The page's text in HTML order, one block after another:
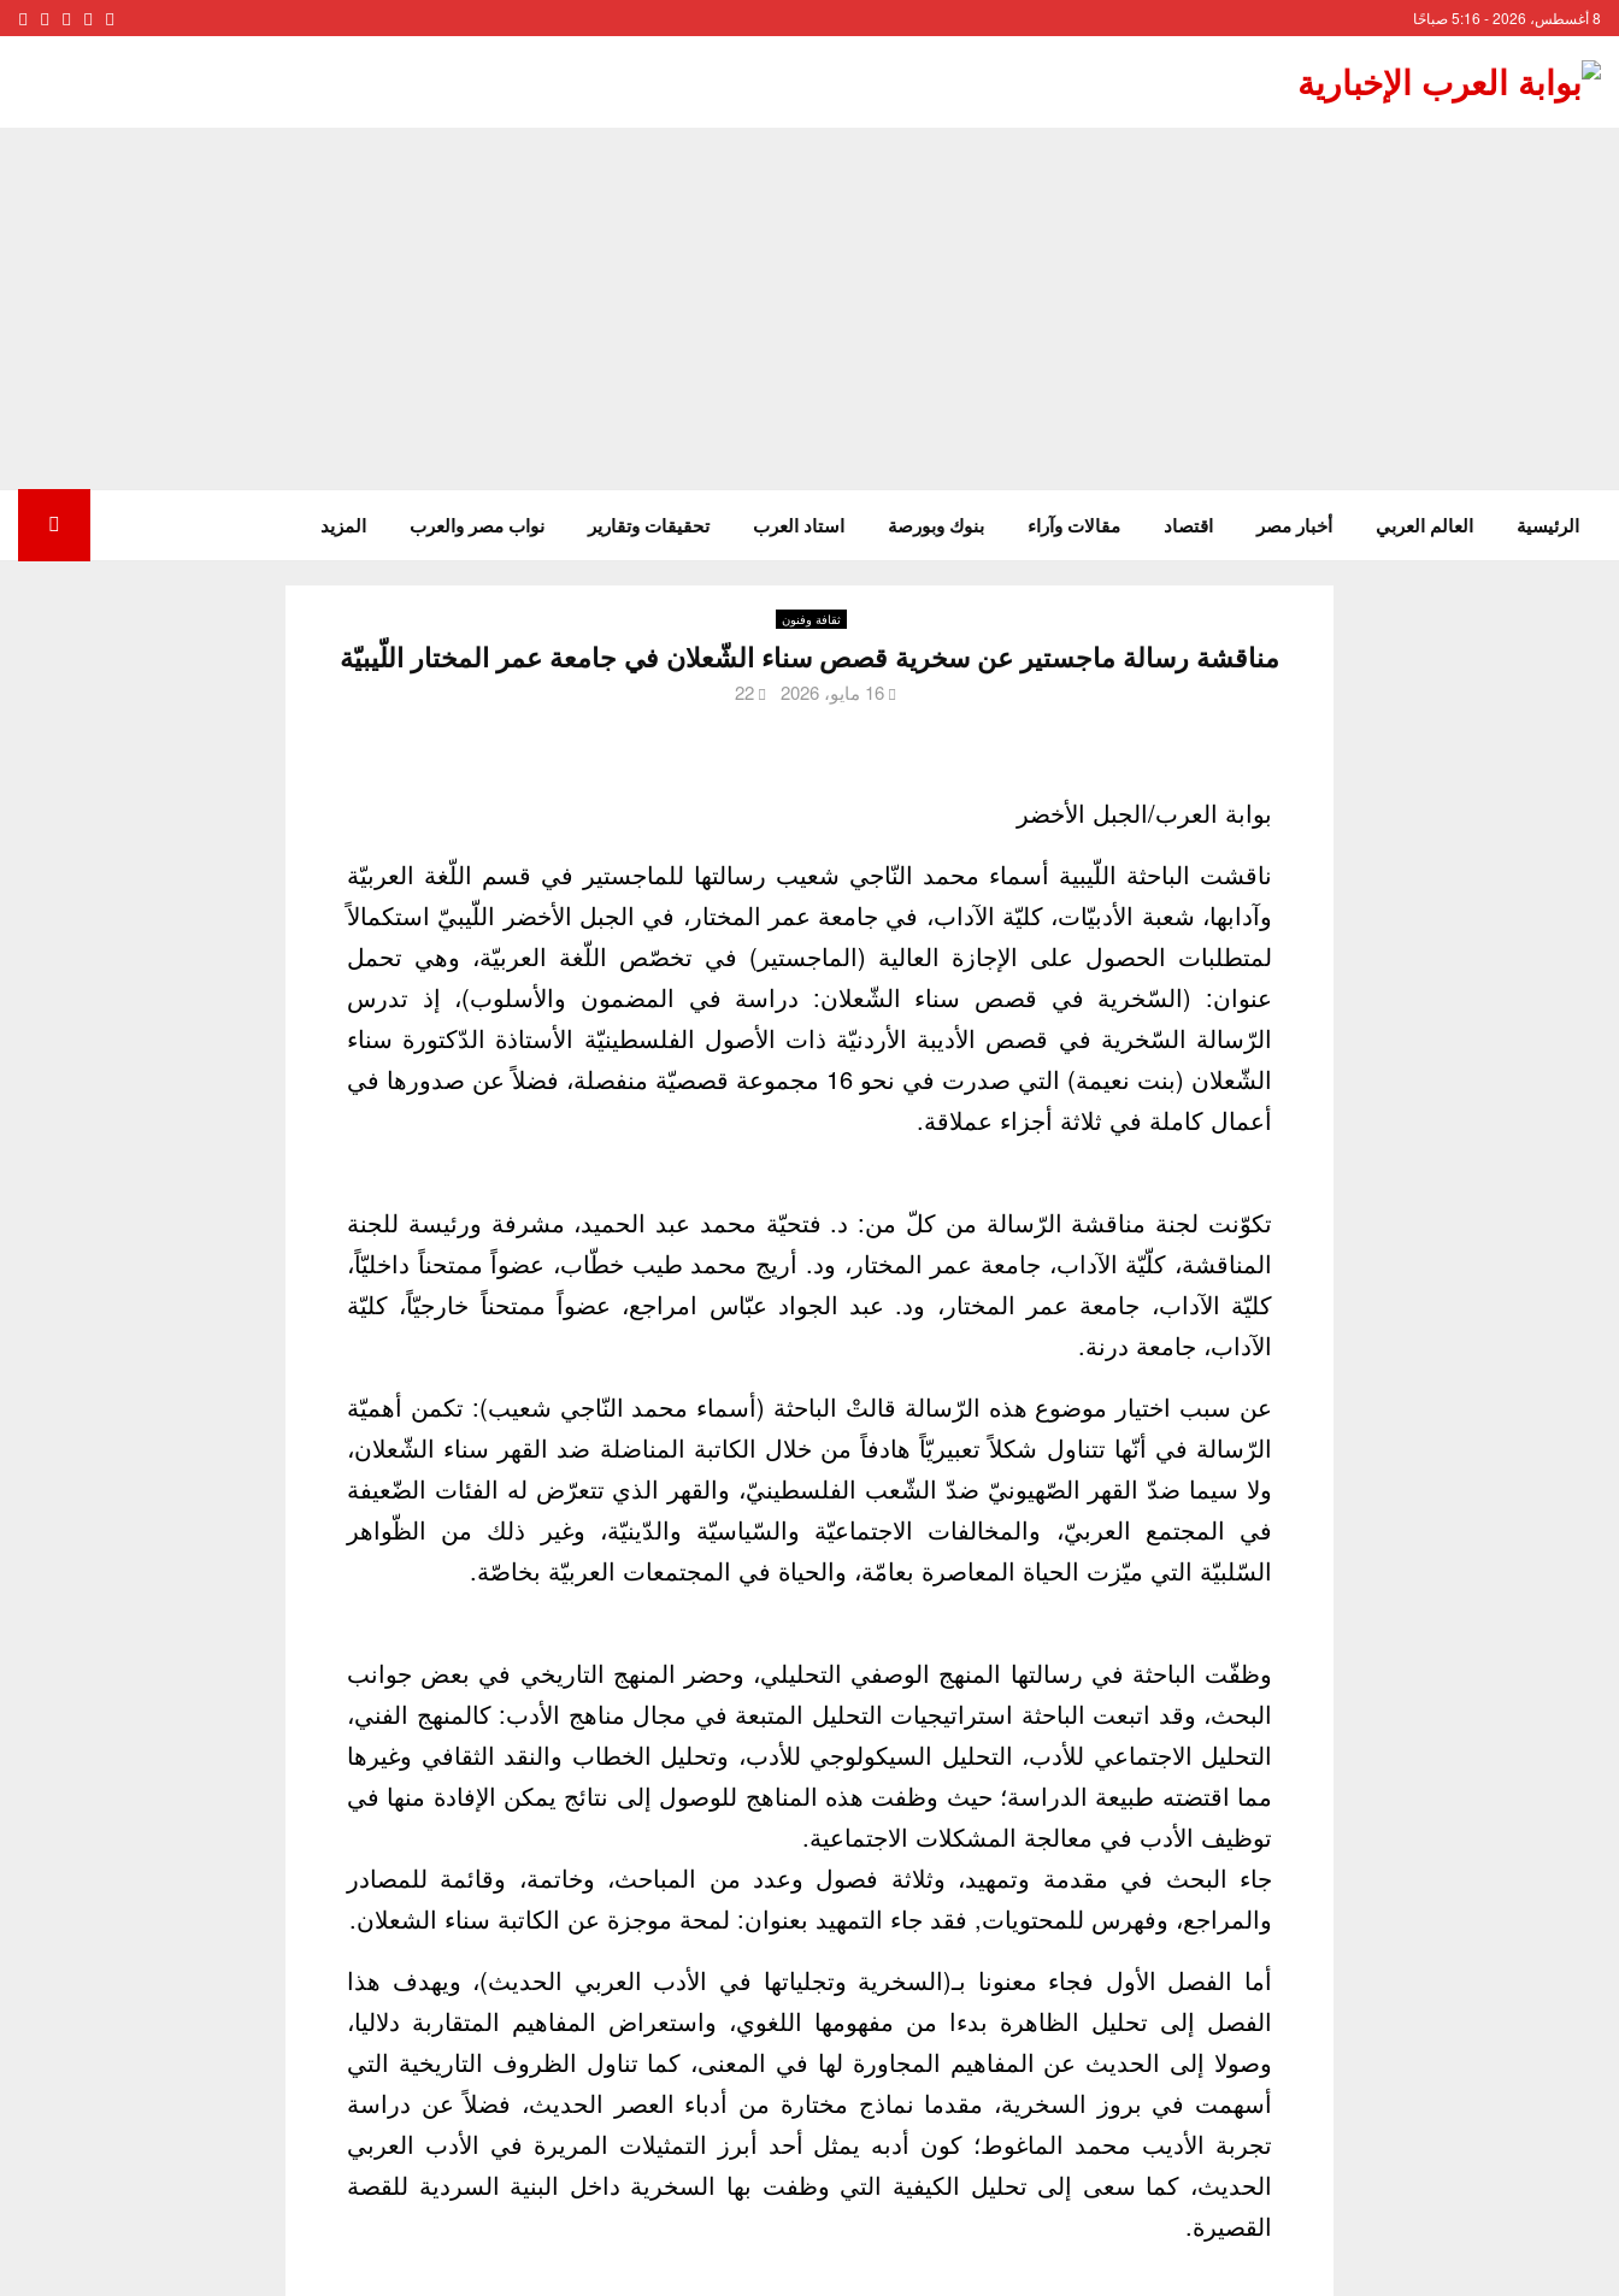
8 أغسطس، 2026 - 5:16 صباحًا Facebook
Twitter
الرئيسية العالم العربي أخبار مصر اقتصاد مقالات وآراء بنوك وبورصة استاد العرب تحقيقات وتقارير نواب مصر والعرب المزيد
ثقافة وفنون
مناقشة رسالة ماجستير عن سخرية قصص سناء الشّعلان في جامعة عمر المختار اللّيبيّة
16 مايو، 2026 22
بوابة العرب/الجبل الأخضر
ناقشت الباحثة اللّيبية أسماء محمد النّاجي شعيب رسالتها للماجستير في قسم اللّغة العربيّة
وآدابها، شعبة الأدبيّات، كليّة الآداب، في جامعة عمر المختار، في الجبل الأخضر اللّيبيّ استكمالاً
لمتطلبات الحصول على الإجازة العالية (الماجستير) في تخصّص اللّغة العربيّة، وهي تحمل
عنوان: (السّخرية في قصص سناء الشّعلان: دراسة في المضمون والأسلوب)، إذ تدرس
الرّسالة السّخرية في قصص الأديبة الأردنيّة ذات الأصول الفلسطينيّة الأستاذة الدّكتورة سناء
الشّعلان (بنت نعيمة) التي صدرت في نحو 16 مجموعة قصصيّة منفصلة، فضلاً عن صدورها في
أعمال كاملة في ثلاثة أجزاء عملاقة.
تكوّنت لجنة مناقشة الرّسالة من كلّ من: د. فتحيّة محمد عبد الحميد، مشرفة ورئيسة للجنة
المناقشة، كلّيّة الآداب، جامعة عمر المختار، ود. أريج محمد طيب خطّاب، عضواً ممتحناً داخليّاً،
كليّة الآداب، جامعة عمر المختار، ود. عبد الجواد عبّاس امراجع، عضواً ممتحناً خارجيّاً، كليّة
الآداب، جامعة درنة.
عن سبب اختيار موضوع هذه الرّسالة قالتْ الباحثة (أسماء محمد النّاجي شعيب): تكمن أهميّة
الرّسالة في أنّها تتناول شكلاً تعبيريّاً هادفاً من خلال الكاتبة المناضلة ضد القهر سناء الشّعلان،
ولا سيما ضدّ القهر الصّهيونيّ ضدّ الشّعب الفلسطينيّ، والقهر الذي تتعرّض له الفئات الضّعيفة
في المجتمع العربيّ، والمخالفات الاجتماعيّة والسّياسيّة والدّينيّة، وغير ذلك من الظّواهر
السّلبيّة التي ميّزت الحياة المعاصرة بعامّة، والحياة في المجتمعات العربيّة بخاصّة.
وظفّت الباحثة في رسالتها المنهج الوصفي التحليلي، وحضر المنهج التاريخي في بعض جوانب
البحث، وقد اتبعت الباحثة استراتيجيات التحليل المتبعة في مجال مناهج الأدب: كالمنهج الفني،
التحليل الاجتماعي للأدب، التحليل السيكولوجي للأدب، وتحليل الخطاب والنقد الثقافي وغيرها
مما اقتضته طبيعة الدراسة؛ حيث وظفت هذه المناهج للوصول إلى نتائج يمكن الإفادة منها في
توظيف الأدب في معالجة المشكلات الاجتماعية.
جاء البحث في مقدمة وتمهيد، وثلاثة فصول وعدد من المباحث، وخاتمة، وقائمة للمصادر
والمراجع، وفهرس للمحتويات, فقد جاء التمهيد بعنوان: لمحة موجزة عن الكاتبة سناء الشعلان.
أما الفصل الأول فجاء معنونا بـ(السخرية وتجلياتها في الأدب العربي الحديث)، ويهدف هذا
الفصل إلى تحليل الظاهرة بدءا من مفهومها اللغوي، واستعراض المفاهيم المتقاربة دلاليا،
وصولا إلى الحديث عن المفاهيم المجاورة لها في المعنى، كما تناول الظروف التاريخية التي
أسهمت في بروز السخرية، مقدما نماذج مختارة من أدباء العصر الحديث، فضلاً عن دراسة
تجربة الأديب محمد الماغوط؛ كون أدبه يمثل أحد أبرز التمثيلات المريرة في الأدب العربي
الحديث، كما سعى إلى تحليل الكيفية التي وظفت بها السخرية داخل البنية السردية للقصة
القصيرة.